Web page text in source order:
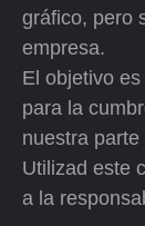
gráfico, pero
empresa.
El objetivo
para la
nuestra
Utilizad este
a la